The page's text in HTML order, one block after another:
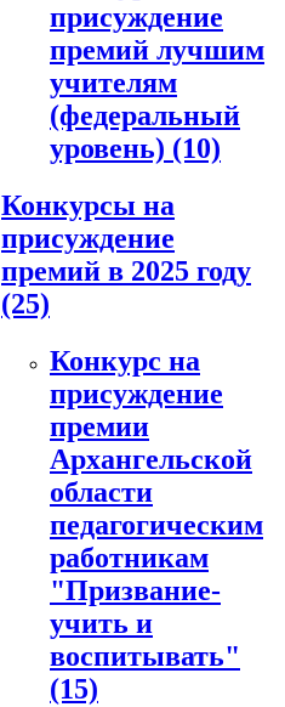
присуждение
премий лучшим
учителям
(федеральный
уровень) (10)
Конкурсы на
присуждение
премий в 2025 году
(25)
Конкурс на
присуждение
премии
Архангельской
области
педагогическим
работникам
"Призвание-
учить и
воспитывать"
(15)